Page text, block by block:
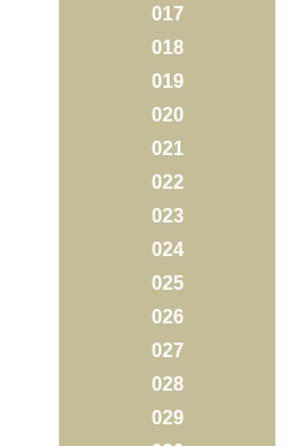
017
018
019
020
021
022
023
024
025
026
027
028
029